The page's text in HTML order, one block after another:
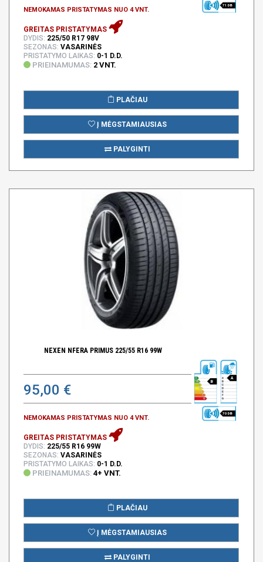
NEMOKAMAS PRISTATYMAS NUO 4 VNT.
71 DB
GREITAS PRISTATYMAS
DYDIS: 225/50 R17 98V
SEZONAS: VASARINĖS
PRISTATYMO LAIKAS: 0-1 D.D.
PRIEINAMUMAS: 2 VNT.
PLAČIAU
Į MĖGSTAMIAUSIAS
PALYGINTI
NEXEN NFERA PRIMUS 225/55 R16 99W
95,00 €
NEMOKAMAS PRISTATYMAS NUO 4 VNT.
B
A
70 DB
GREITAS PRISTATYMAS
DYDIS: 225/55 R16 99W
SEZONAS: VASARINĖS
PRISTATYMO LAIKAS: 0-1 D.D.
PRIEINAMUMAS: 4+ VNT.
PLAČIAU
Į MĖGSTAMIAUSIAS
PALYGINTI